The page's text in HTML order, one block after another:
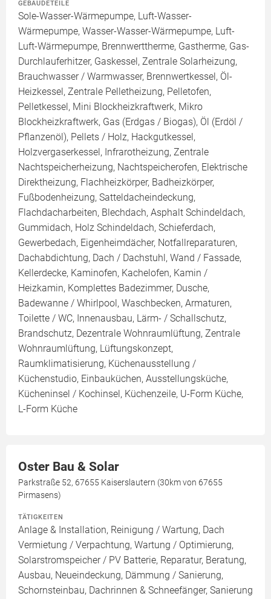
GEBÄUDETEILE
Sole-Wasser-Wärmepumpe, Luft-Wasser-
Wärmepumpe, Wasser-Wasser-Wärmepumpe, Luft-
Luft-Wärmepumpe, Brennwerttherme, Gastherme, Gas-
Durchlauferhitzer, Gaskessel, Zentrale Solarheizung,
Brauchwasser / Warmwasser, Brennwertkessel, Öl-
Heizkessel, Zentrale Pelletheizung, Pelletofen,
Pelletkessel, Mini Blockheizkraftwerk, Mikro
Blockheizkraftwerk, Gas (Erdgas / Biogas), Öl (Erdöl /
Pflanzenöl), Pellets / Holz, Hackgutkessel,
Holzvergaserkessel, Infrarotheizung, Zentrale
Nachtspeicherheizung, Nachtspeicherofen, Elektrische
Direktheizung, Flachheizkörper, Badheizkörper,
Fußbodenheizung, Satteldacheindeckung,
Flachdacharbeiten, Blechdach, Asphalt Schindeldach,
Gummidach, Holz Schindeldach, Schieferdach,
Gewerbedach, Eigenheimdächer, Notfallreparaturen,
Dachabdichtung, Dach / Dachstuhl, Wand / Fassade,
Kellerdecke, Kaminofen, Kachelofen, Kamin /
Heizkamin, Komplettes Badezimmer, Dusche,
Badewanne / Whirlpool, Waschbecken, Armaturen,
Toilette / WC, Innenausbau, Lärm- / Schallschutz,
Brandschutz, Dezentrale Wohnraumlüftung, Zentrale
Wohnraumlüftung, Lüftungskonzept,
Raumklimatisierung, Küchenausstellung /
Küchenstudio, Einbauküchen, Ausstellungsküche,
Kücheninsel / Kochinsel, Küchenzeile, U-Form Küche,
L-Form Küche
Oster Bau & Solar
Parkstraße 52, 67655 Kaiserslautern (30km von 67655
Pirmasens)
TÄTIGKEITEN
Anlage & Installation, Reinigung / Wartung, Dach
Vermietung / Verpachtung, Wartung / Optimierung,
Solarstromspeicher / PV Batterie, Reparatur, Beratung,
Ausbau, Neueindeckung, Dämmung / Sanierung,
Schornsteinbau, Dachrinnen & Schneefänger, Sanierung